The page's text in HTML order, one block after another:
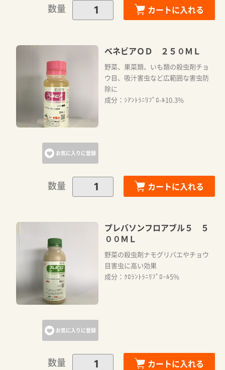
数量 カートに入れる
お気に入りに登録
ベネビアＯＤ ２５０ＭＬ
野菜、果菜類、いも類の殺虫剤チョ
ウ目、吸汁害虫など広範囲な害虫防
除に
成分：ｼｱﾝﾄﾗﾆﾘﾌﾟﾛ-ﾙ10.3%
数量 カートに入れる
お気に入りに登録
プレバソンフロアブル５ ５
００ＭＬ
野菜の殺虫剤ナモグリバエやチョウ
目害虫に高い効果
成分：ｸﾛﾗﾝﾄﾗﾆﾘﾌﾟﾛｰﾙ5%
数量 カートに入れる
カートに追加しました。